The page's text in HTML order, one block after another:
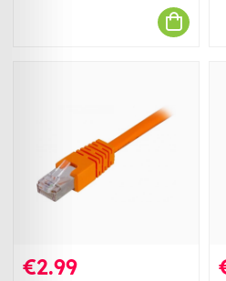
€2.99